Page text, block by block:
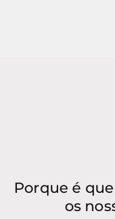
Porque é
os